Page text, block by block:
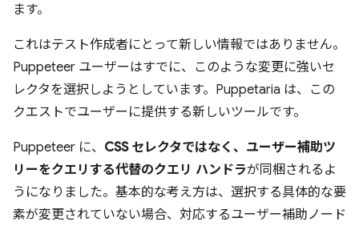
ます。
これはテスト作成者にとって新しい情報ではありません。
Puppeteer ユーザーはすでに、このような変更に強いセ
レクタを選択しようとしています。Puppetaria は、この
クエストでユーザーに提供する新しいツールです。
Puppeteer に、 CSS セレクタではなく、ユーザー補助ツ
リーをクエリする代替のクエリ ハンドラが同梱されるよ
うになりました。基本的な考え方は、選択する具体的な要
素が変更されていない場合、対応するユーザー補助ノード